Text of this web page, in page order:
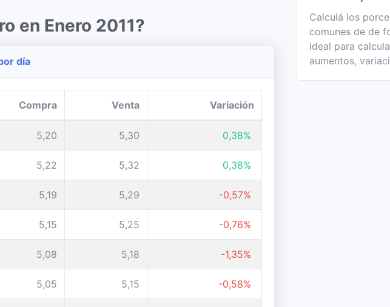
en Enero 2011?
día
Compra Venta Variación
5,20 5,30 0,38%
5,22 5,32 0,38%
5,19 5,29 -0,57%
5,15 5,25 -0,76%
5,08 5,18 -1,35%
5,05 5,15 -0,58%
Calculá los
comunes de de
Ideal para
aumentos,